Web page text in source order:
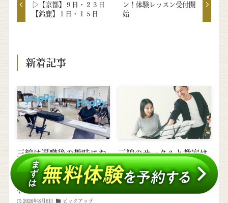
▷【京都】９日・２３日
【鈴鹿】１日・１５日
ン！体験レッスン受付開
始
新着記事
三線は退職後の趣味にお
すすめ｜津市の体験レッ
スンで「島人ぬ宝」に挑
戦
2026年8月6日 ピックアップ
三線のサークルと教室は
何が違う？体験に来られ
た方の話から